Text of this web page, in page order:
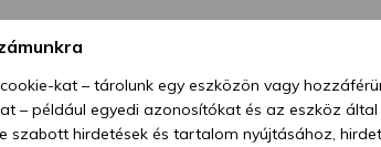
Ár: 2 383 Ft
1 072
kat – tárolunk egy eszközön vagy
– például egyedi azonosítókat és az eszköz
szabott hirdetések és tartalom nyújtásához,